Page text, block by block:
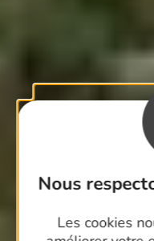
Nous
Les cookies